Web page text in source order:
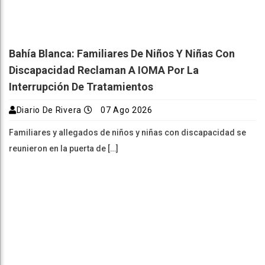
Bahía Blanca: Familiares De Niños Y Niñas Con
Discapacidad Reclaman A IOMA Por La
Interrupción De Tratamientos
Diario De Rivera 07 Ago 2026
Familiares y allegados de niños y niñas con discapacidad se
reunieron en la puerta de […]